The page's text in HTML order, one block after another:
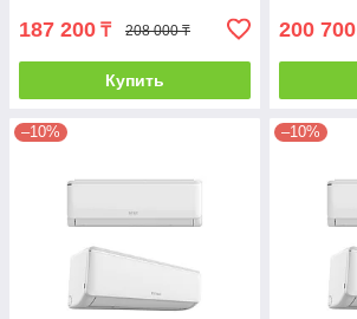
187 200 ₸ 208 000 ₸
Купить
200 700
–10% –10%